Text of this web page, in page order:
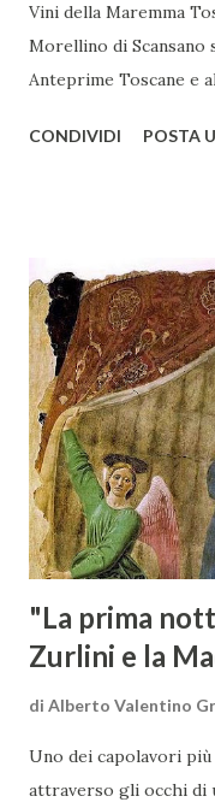
Vini della Maremma
Morellino di Scansano
Anteprime Toscane e
presso l’Hotel Regina
territorio
Maremma Toscana,
Scansano. Scopo
le eccellenze
mercato dove il
assistendo i
commerciali con gli
dell’evento, Christian
conoscitore dei
CONDIVIDI POSTA
"La prima
Zurlini e la
di Alberto Valentino
Uno dei capolavori
attraverso gli occhi di